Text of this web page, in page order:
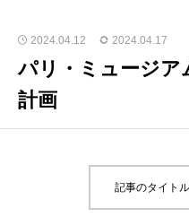
2024.04.12 2024.04.17
パリ・ミュージア
計画
記事のタイト